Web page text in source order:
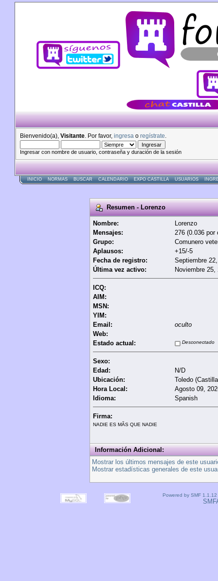
Bienvenido(a), Visitante . Por favor, ingresa o regístrate
Ingresar con nombre de usuario, contraseña y duración de la sesión
INICIO NORMAS BUSCAR CALENDARIO EXPO CASTILLA USUARIOS
Resumen - Lorenzo
Nombre:
Lorenzo
Mensajes:
276 (0.036 por
Grupo:
Comunero
Aplausos:
+15/-5
Fecha de registro:
Septiembre
Última vez activo:
Noviembre 25,
ICQ:
AIM:
MSN:
YIM:
Email:
oculto
Web:
Estado actual:
Desconectado
Sexo:
Edad:
N/D
Ubicación:
Toledo
Hora Local:
Agosto 09,
Idioma:
Spanish
Firma:
NADIE ES MÃS QUE NADIE
Información Adicional:
Mostrar los últimos mensajes de este
Mostrar estadísticas generales de este
Powered by SMF 1.1.12